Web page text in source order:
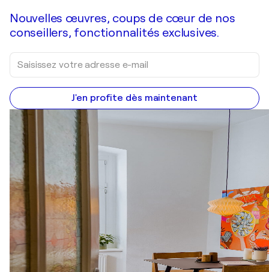
Nouvelles œuvres, coups de cœur de nos
conseillers, fonctionnalités exclusives.
J'en profite dès maintenant